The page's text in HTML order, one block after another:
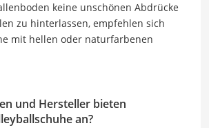
keine unschönen Abdrücke
zu hinterlassen, empfehlen sich
mit hellen oder naturfarbenen
und Hersteller bieten
an?